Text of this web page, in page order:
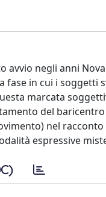
avvio negli anni
fase in cui i soggetti
marcata
del baricentro
nel
espressive